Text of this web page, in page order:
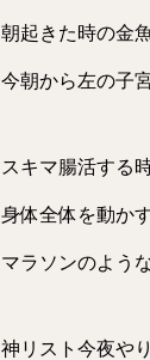
朝起きた時の金
今朝から左の子
スキマ腸活する
身体全体を動か
マラソンのよう
神リスト今夜や